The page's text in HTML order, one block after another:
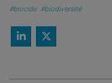
#biocide #biodiversité